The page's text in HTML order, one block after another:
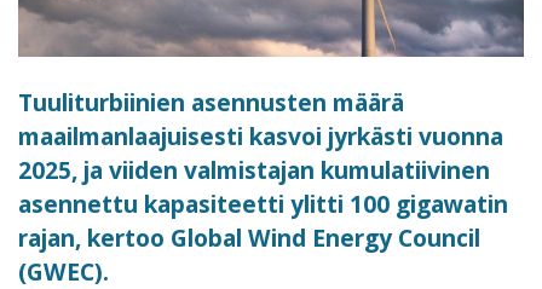
Tuuliturbiinien asennusten määrä
maailmanlaajuisesti kasvoi jyrkästi vuonna
2025, ja viiden valmistajan kumulatiivinen
asennettu kapasiteetti ylitti 100 gigawatin
rajan, kertoo Global Wind Energy Council
(GWEC).